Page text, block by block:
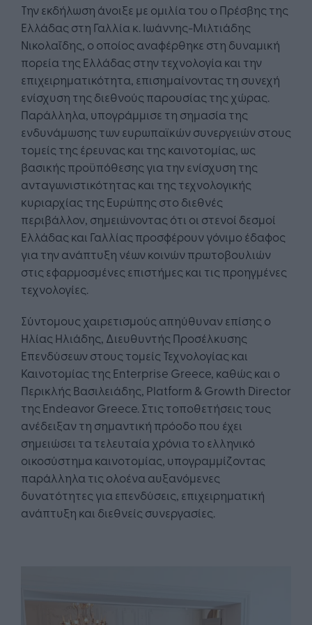
Την εκδήλωση άνοιξε με ομιλία του ο Πρέσβης της
Ελλάδας στη Γαλλία κ. Ιωάννης-Μιλτιάδης
Νικολαΐδης, ο οποίος αναφέρθηκε στη δυναμική
πορεία της Ελλάδας στην τεχνολογία και την
επιχειρηματικότητα, επισημαίνοντας τη συνεχή
ενίσχυση της διεθνούς παρουσίας της χώρας.
Παράλληλα, υπογράμμισε τη σημασία της
ενδυνάμωσης των ευρωπαϊκών συνεργειών στους
τομείς της έρευνας και της καινοτομίας, ως
βασικής προϋπόθεσης για την ενίσχυση της
ανταγωνιστικότητας και της τεχνολογικής
κυριαρχίας της Ευρώπης στο διεθνές
περιβάλλον, σημειώνοντας ότι οι στενοί δεσμοί
Ελλάδας και Γαλλίας προσφέρουν γόνιμο έδαφος
για την ανάπτυξη νέων κοινών πρωτοβουλιών
στις εφαρμοσμένες επιστήμες και τις προηγμένες
τεχνολογίες.
Σύντομους χαιρετισμούς απηύθυναν επίσης ο
Ηλίας Ηλιάδης, Διευθυντής Προσέλκυσης
Επενδύσεων στους τομείς Τεχνολογίας και
Καινοτομίας της Enterprise Greece, καθώς και ο
Περικλής Βασιλειάδης, Platform & Growth Director
της Endeavor Greece. Στις τοποθετήσεις τους
ανέδειξαν τη σημαντική πρόοδο που έχει
σημειώσει τα τελευταία χρόνια το ελληνικό
οικοσύστημα καινοτομίας, υπογραμμίζοντας
παράλληλα τις ολοένα αυξανόμενες
δυνατότητες για επενδύσεις, επιχειρηματική
ανάπτυξη και διεθνείς συνεργασίες.